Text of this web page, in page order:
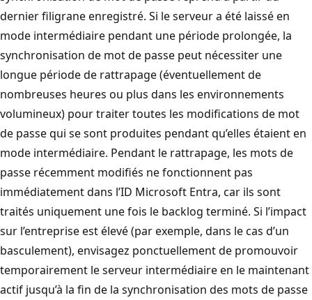
dernier filigrane enregistré. Si le serveur a été laissé en
mode intermédiaire pendant une période prolongée, la
synchronisation de mot de passe peut nécessiter une
longue période de rattrapage (éventuellement de
nombreuses heures ou plus dans les environnements
volumineux) pour traiter toutes les modifications de mot
de passe qui se sont produites pendant qu’elles étaient en
mode intermédiaire. Pendant le rattrapage, les mots de
passe récemment modifiés ne fonctionnent pas
immédiatement dans l’ID Microsoft Entra, car ils sont
traités uniquement une fois le backlog terminé. Si l’impact
sur l’entreprise est élevé (par exemple, dans le cas d’un
basculement), envisagez ponctuellement de promouvoir
temporairement le serveur intermédiaire en le maintenant
actif jusqu’à la fin de la synchronisation des mots de passe